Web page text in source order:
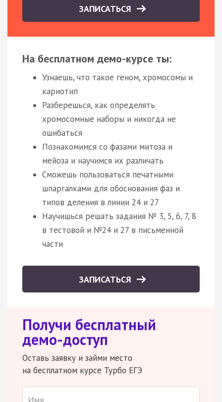
ЗАПИСАТЬСЯ
На бесплатном демо-курсе ты:
Узнаешь, что такое геном, хромосомы и
кариотип
Разберешься, как определять
хромосомные наборы и никогда не
ошибаться
Познакомимся со фазами митоза и
мейоза и научимся их различать
Сможешь пользоваться печатными
шпаргалками для обоснования фаз и
типов деления в линии 24 и 27
Научишься решать задания № 3, 5, 6, 7, 8
в тестовой и №24 и 27 в письменной
части
ЗАПИСАТЬСЯ
Получи бесплатный
демо-доступ
Оставь заявку и займи место
на бесплатном курсе Турбо ЕГЭ